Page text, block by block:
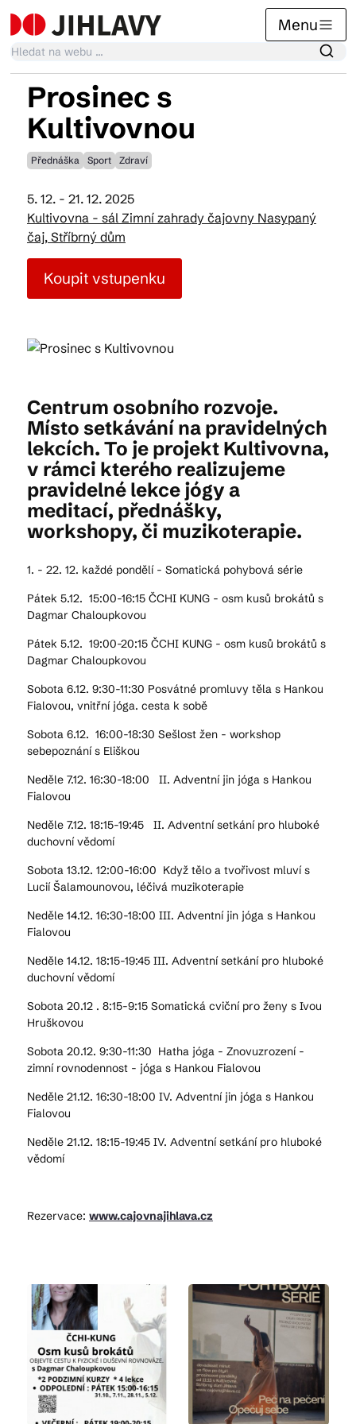
Menu
Kalendář akcí
Tradiční akce
Články
Suvenýry
Praktické info
Kam vyrazit
CS EN DE
© 2026 Brána Jihlavy
Prosinec s
Kultivovnou
Přednáška Sport Zdraví
5. 12. - 21. 12. 2025
Kultivovna - sál Zimní zahrady čajovny Nasypaný
čaj, Stříbrný dům
Koupit vstupenku
Centrum osobního rozvoje.
Místo setkávání na pravidelných
lekcích. To je projekt Kultivovna,
v rámci kterého realizujeme
pravidelné lekce jógy a
meditací, přednášky,
workshopy, či muzikoterapie.
1. - 22. 12. každé pondělí - Somatická pohybová série
Pátek 5.12. 15:00-16:15 ČCHI KUNG - osm kusů brokátů s
Dagmar Chaloupkovou
Pátek 5.12. 19:00-20:15 ČCHI KUNG - osm kusů brokátů s
Dagmar Chaloupkovou
Sobota 6.12. 9:30-11:30 Posvátné promluvy těla s Hankou
Fialovou, vnitřní jóga. cesta k sobě
Sobota 6.12. 16:00-18:30 Sešlost žen - workshop
sebepoznání s Eliškou
Neděle 7.12. 16:30-18:00 II. Adventní jin jóga s Hankou
Fialovou
Neděle 7.12. 18:15-19:45 II. Adventní setkání pro hluboké
duchovní vědomí
Sobota 13.12. 12:00-16:00 Když tělo a tvořivost mluví s
Lucií Šalamounovou, léčivá muzikoterapie
Neděle 14.12. 16:30-18:00 III. Adventní jin jóga s Hankou
Fialovou
Neděle 14.12. 18:15-19:45 III. Adventní setkání pro hluboké
duchovní vědomí
Sobota 20.12 . 8:15-9:15 Somatická cviční pro ženy s Ivou
Hruškovou
Sobota 20.12. 9:30-11:30 Hatha jóga - Znovuzrození -
zimní rovnodennost - jóga s Hankou Fialovou
Neděle 21.12. 16:30-18:00 IV. Adventní jin jóga s Hankou
Fialovou
Neděle 21.12. 18:15-19:45 IV. Adventní setkání pro hluboké
vědomí
Rezervace: www.cajovnajihlava.cz